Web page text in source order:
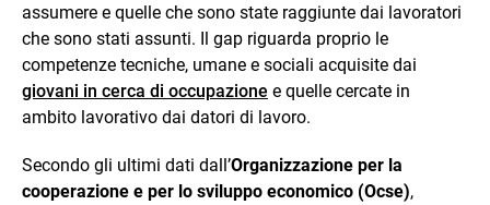
assumere e quelle che sono state raggiunte dai lavoratori
che sono stati assunti. Il gap riguarda proprio le
competenze tecniche, umane e sociali acquisite dai
giovani in cerca di occupazione e quelle cercate in
ambito lavorativo dai datori di lavoro.
Secondo gli ultimi dati dall’Organizzazione per la
cooperazione e per lo sviluppo economico (Ocse),